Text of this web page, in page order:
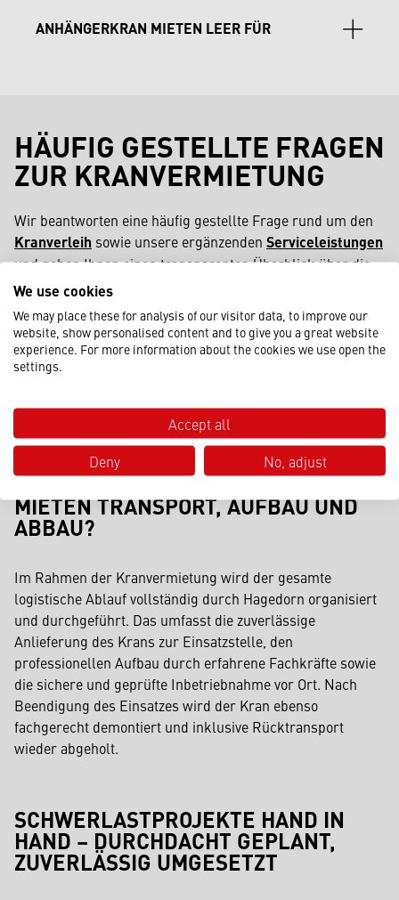
Innenausbauprojekte.
ANHÄNGERKRAN MIETEN LEER FÜR
HÄUFIG GESTELLTE FRAGEN
ZUR KRANVERMIETUNG
Wir beantworten eine häufig gestellte Frage rund um den
Kranverleih sowie unsere ergänzenden Serviceleistungen
und geben Ihnen einen transparenten Überblick über die
Möglichkeiten, die Ihnen zur Verfügung stehen. Egal, ob es
Bauprojekte handelt – unser Leistungsangebot ist flexibel
aufgebaut und auf unterschiedlichste Anforderungen
abgestimmt. So erhalten Sie frühzeitig Klarheit über
Leistungsumfang aus einer Hand.
WER ÜBERNIMMT BEIM KRAN
MIETEN TRANSPORT, AUFBAU UND
ABBAU?
Im Rahmen der Kranvermietung wird der gesamte
logistische Ablauf vollständig durch Hagedorn organisiert
und durchgeführt. Das umfasst die zuverlässige
Anlieferung des Krans zur Einsatzstelle, den
professionellen Aufbau durch erfahrene Fachkräfte sowie
die sichere und geprüfte Inbetriebnahme vor Ort. Nach
Beendigung des Einsatzes wird der Kran ebenso
fachgerecht demontiert und inklusive Rücktransport
wieder abgeholt.
SCHWERLASTPROJEKTE HAND IN
HAND – DURCHDACHT GEPLANT,
ZUVERLÄSSIG UMGESETZT
We use cookies
We may place these for analysis of our visitor data, to improve our
website, show personalised content and to give you a great website
experience. For more information about the cookies we use open the
settings.
Accept all
Deny
No, adjust